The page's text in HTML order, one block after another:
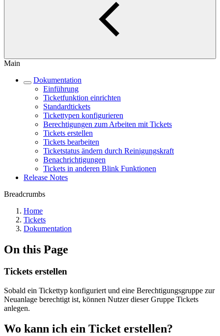
Main
Dokumentation
Einführung
Ticketfunktion einrichten
Standardtickets
Tickettypen konfigurieren
Berechtigungen zum Arbeiten mit Tickets
Tickets erstellen
Tickets bearbeiten
Ticketstatus ändern durch Reinigungskraft
Benachrichtigungen
Tickets in anderen Blink Funktionen
Release Notes
Breadcrumbs
Home
Tickets
Dokumentation
On this Page
Tickets erstellen
Sobald ein Tickettyp konfiguriert und eine Berechtigungsgruppe zur
Neuanlage berechtigt ist, können Nutzer dieser Gruppe Tickets
anlegen.
Wo kann ich ein Ticket erstellen?